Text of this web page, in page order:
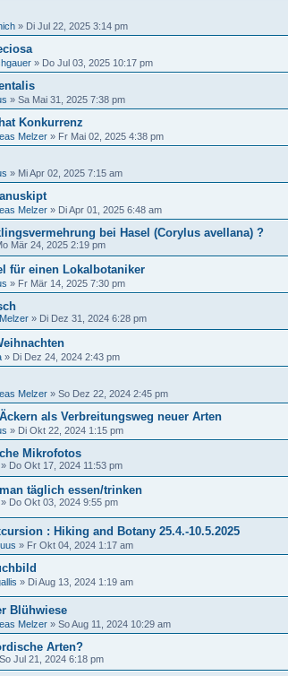
» Di Jul 22, 2025 3:14 pm
» Do Jul 03, 2025 10:17 pm
» Sa Mai 31, 2025 7:38 pm
Konkurrenz
Melzer » Fr Mai 02, 2025 4:38 pm
» Mi Apr 02, 2025 7:15 am
Melzer » Di Apr 01, 2025 6:48 am
bei Hasel (Corylus avellana) ?
Mär 24, 2025 2:19 pm
für einen Lokalbotaniker
» Fr Mär 14, 2025 7:30 pm
» Di Dez 31, 2024 6:28 pm
» Di Dez 24, 2024 2:43 pm
Melzer » So Dez 22, 2024 2:45 pm
als Verbreitungsweg neuer Arten
» Di Okt 22, 2024 1:15 pm
Mikrofotos
» Do Okt 17, 2024 11:53 pm
täglich essen/trinken
» Do Okt 03, 2024 9:55 pm
: Hiking and Botany 25.4.-10.5.2025
» Fr Okt 04, 2024 1:17 am
» Di Aug 13, 2024 1:19 am
Blühwiese
Melzer » So Aug 11, 2024 10:29 am
Arten?
So Jul 21, 2024 6:18 pm